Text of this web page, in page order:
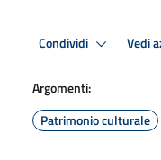
Condividi Vedi
Argomenti:
Patrimonio culturale